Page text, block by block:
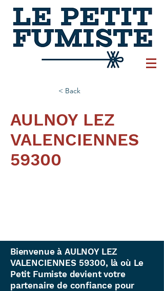
< Back
AULNOY LEZ
VALENCIENNES
59300
Bienvenue à AULNOY LEZ
VALENCIENNES 59300, là où Le
Petit Fumiste devient votre
partenaire de confiance pour